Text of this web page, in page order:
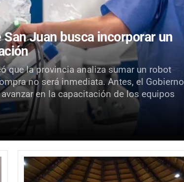
Juan busca incorporar un
que la provincia analiza sumar un robot
no será inmediata. Antes, el Gobierno
en la capacitación de los equipos